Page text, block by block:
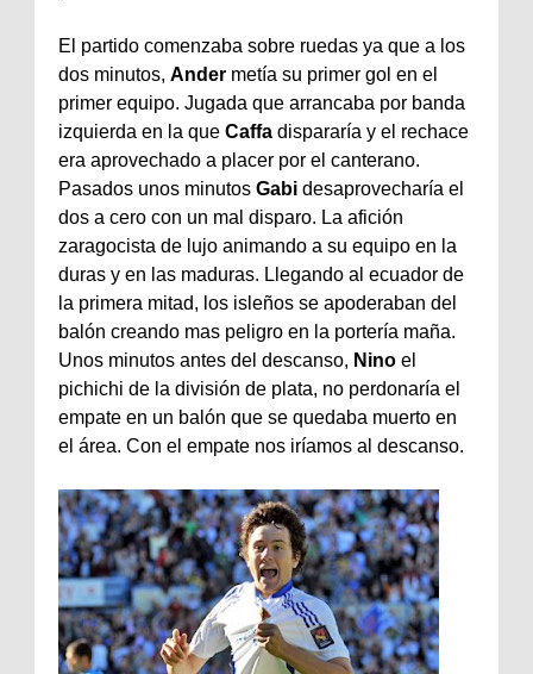
El partido comenzaba sobre ruedas ya que a los
dos minutos, Ander metía su primer gol en el
primer equipo. Jugada que arrancaba por banda
izquierda en la que Caffa dispararía y el rechace
era aprovechado a placer por el canterano.
Pasados unos minutos Gabi desaprovecharía el
dos a cero con un mal disparo. La afición
zaragocista de lujo animando a su equipo en la
duras y en las maduras. Llegando al ecuador de
la primera mitad, los isleños se apoderaban del
balón creando mas peligro en la portería maña.
Unos minutos antes del descanso, Nino el
pichichi de la división de plata, no perdonaría el
empate en un balón que se quedaba muerto en
el área. Con el empate nos iríamos al descanso.